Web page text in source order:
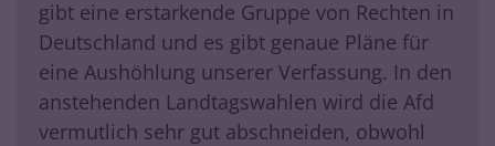
gibt eine erstarkende Gruppe von Rechten in
Deutschland und es gibt genaue Pläne für
eine Aushöhlung unserer Verfassung. In den
anstehenden Landtagswahlen wird die Afd
vermutlich sehr gut abschneiden, obwohl